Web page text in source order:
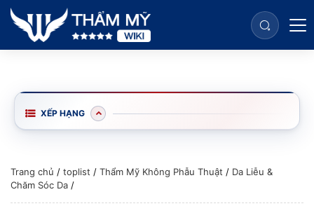
XẾP HẠNG
Trang chủ / toplist / Thẩm Mỹ Không Phẫu Thuật / Da Liễu &
Chăm Sóc Da /